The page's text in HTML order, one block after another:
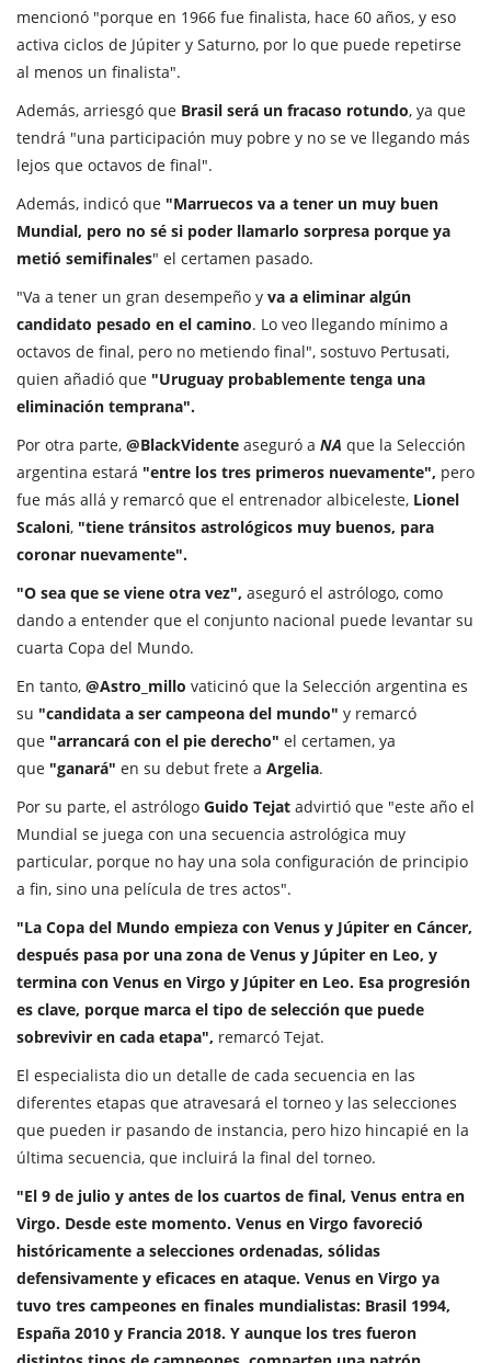
mencionó "porque en 1966 fue finalista, hace 60 años, y eso
activa ciclos de Júpiter y Saturno, por lo que puede repetirse
al menos un finalista".
Además, arriesgó que Brasil será un fracaso rotundo, ya que
tendrá "una participación muy pobre y no se ve llegando más
lejos que octavos de final".
Además, indicó que "Marruecos va a tener un muy buen
Mundial, pero no sé si poder llamarlo sorpresa porque ya
metió semifinales" el certamen pasado.
"Va a tener un gran desempeño y va a eliminar algún
candidato pesado en el camino. Lo veo llegando mínimo a
octavos de final, pero no metiendo final", sostuvo Pertusati,
quien añadió que "Uruguay probablemente tenga una
eliminación temprana".
Por otra parte, @BlackVidente aseguró a NA que la Selección
argentina estará "entre los tres primeros nuevamente", pero
fue más allá y remarcó que el entrenador albiceleste, Lionel
Scaloni, "tiene tránsitos astrológicos muy buenos, para
coronar nuevamente".
"O sea que se viene otra vez", aseguró el astrólogo, como
dando a entender que el conjunto nacional puede levantar su
cuarta Copa del Mundo.
En tanto, @Astro_millo vaticinó que la Selección argentina es
su "candidata a ser campeona del mundo" y remarcó
que "arrancará con el pie derecho" el certamen, ya
que "ganará" en su debut frete a Argelia.
Por su parte, el astrólogo Guido Tejat advirtió que "este año el
Mundial se juega con una secuencia astrológica muy
particular, porque no hay una sola configuración de principio
a fin, sino una película de tres actos".
"La Copa del Mundo empieza con Venus y Júpiter en Cáncer,
después pasa por una zona de Venus y Júpiter en Leo, y
termina con Venus en Virgo y Júpiter en Leo. Esa progresión
es clave, porque marca el tipo de selección que puede
sobrevivir en cada etapa", remarcó Tejat.
El especialista dio un detalle de cada secuencia en las
diferentes etapas que atravesará el torneo y las selecciones
que pueden ir pasando de instancia, pero hizo hincapié en la
última secuencia, que incluirá la final del torneo.
"El 9 de julio y antes de los cuartos de final, Venus entra en
Virgo. Desde este momento. Venus en Virgo favoreció
históricamente a selecciones ordenadas, sólidas
defensivamente y eficaces en ataque. Venus en Virgo ya
tuvo tres campeones en finales mundialistas: Brasil 1994,
España 2010 y Francia 2018. Y aunque los tres fueron